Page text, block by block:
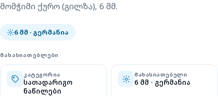
მომჭიმი ქურო (გილზა), 6 მმ.
6 მმ · გერმანია
ᲛᲐᲮᲐᲡᲘᲐᲗᲔᲑᲚᲔᲑᲘ
ᲙᲐᲢᲔᲒᲝᲠᲘᲐ
სათადარიგო
ნაწილები
ᲛᲐᲮᲐᲡᲘᲐᲗᲔᲑᲔᲚᲘ
6 მმ · გერმანია